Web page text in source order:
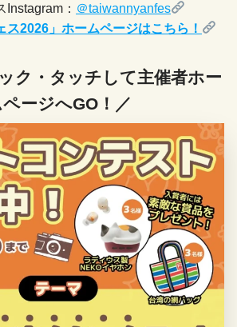
： ＠taiwannyanfes
ス2026」ホームページはこちら！
ク・タッチして主催者ホー
ージへGO！／